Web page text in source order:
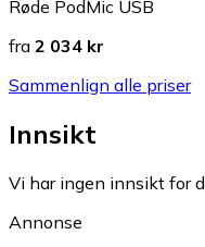
Røde PodMic USB
fra 2 034 kr
Sammenlign alle priser
Innsikt
Vi har ingen innsikt for
Annonse